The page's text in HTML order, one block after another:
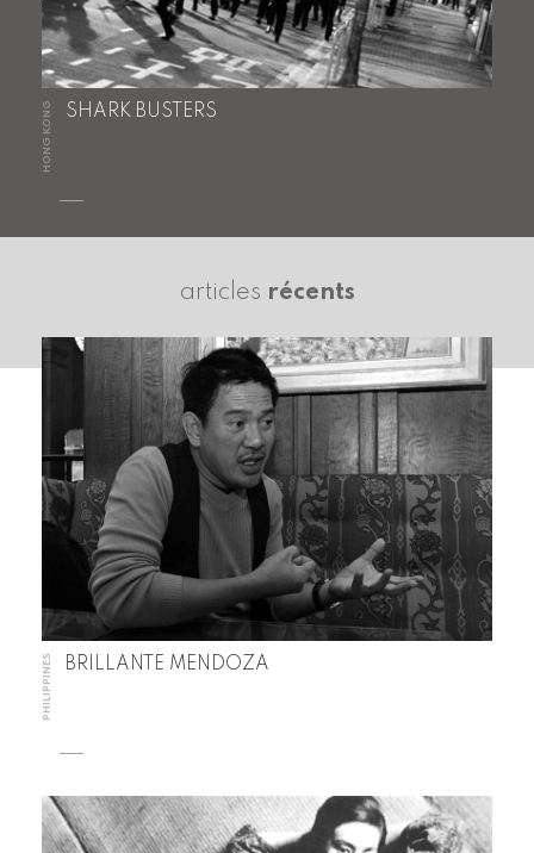
HONG KONG SHARK BUSTERS
articles récents
PHILIPPINES BRILLANTE MENDOZA